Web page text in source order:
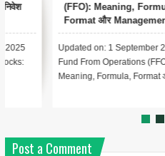
क्या है? Meaning, Importance,
Updated on: 17 August 2025 📑
Index - Conservatism Accounting
Complete Guide In Hindi Le...
Post a Comment